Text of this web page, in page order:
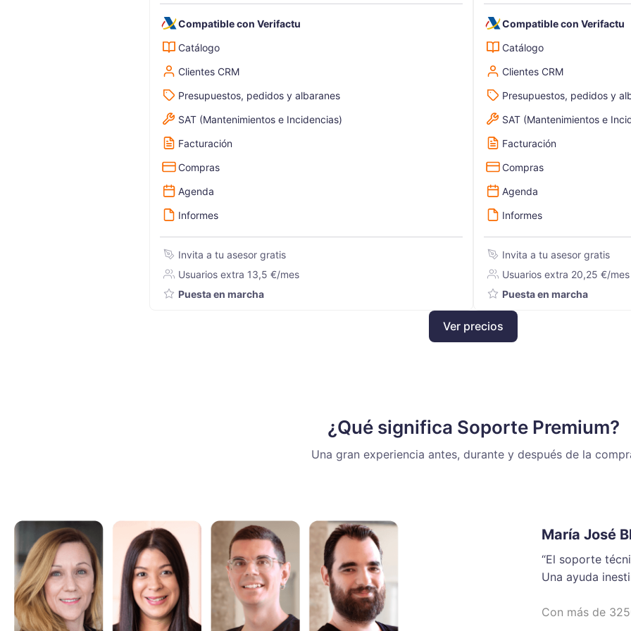
Compatible con Verifactu
Catálogo
Clientes CRM
Presupuestos, pedidos y albaranes
SAT (Mantenimientos e Incidencias)
Facturación
Compras
Agenda
Informes
Invita a tu asesor gratis
Usuarios extra 13,5 €/mes
Puesta en marcha
Compatible con Verifactu
Catálogo
Clientes CRM
Presupuestos, pedidos y
SAT (Mantenimientos e
Facturación
Compras
Agenda
Informes
Invita a tu asesor gratis
Usuarios extra 20,25 €/mes
Puesta en marcha
Ver precios
¿Qué significa Soporte Premium?
Una gran experiencia antes, durante y después de la
María José
“El soporte
Una ayuda
Con más de